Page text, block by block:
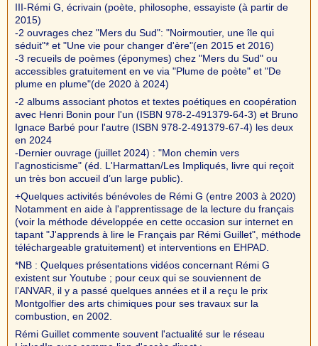
III-Rémi G, écrivain (poète, philosophe, essayiste (à partir de
2015)
-2 ouvrages chez "Mers du Sud": "Noirmoutier, une île qui
séduit"* et "Une vie pour changer d'ère"(en 2015 et 2016)
-3 recueils de poèmes (éponymes) chez "Mers du Sud" ou
accessibles gratuitement en ve via "Plume de poète" et "De
plume en plume"(de 2020 à 2024)
-2 albums associant photos et textes poétiques en coopération
avec Henri Bonin pour l'un (ISBN 978-2-491379-64-3) et Bruno
Ignace Barbé pour l'autre (ISBN 978-2-491379-67-4) les deux
en 2024
-Dernier ouvrage (juillet 2024) : "Mon chemin vers
l'agnosticisme" (éd. L'Harmattan/Les Impliqués, livre qui reçoit
un très bon accueil d’un large public).
+Quelques activités bénévoles de Rémi G (entre 2003 à 2020)
Notamment en aide à l'apprentissage de la lecture du français
(voir la méthode développée en cette occasion sur internet en
tapant "J'apprends à lire le Français par Rémi Guillet", méthode
téléchargeable gratuitement) et interventions en EHPAD.
*NB : Quelques présentations vidéos concernant Rémi G
existent sur Youtube ; pour ceux qui se souviennent de
l’ANVAR, il y a passé quelques années et il a reçu le prix
Montgolfier des arts chimiques pour ses travaux sur la
combustion, en 2002.
Rémi Guillet commente souvent l'actualité sur le réseau